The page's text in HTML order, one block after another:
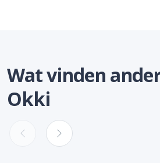
Wat vinden
Okki